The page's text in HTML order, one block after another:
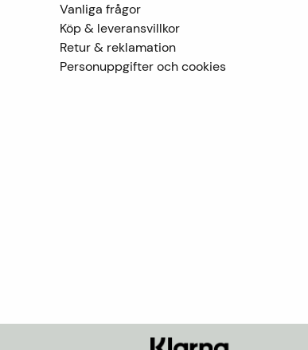
Vanliga frågor
Köp & leveransvillkor
Retur & reklamation
Personuppgifter och cookies